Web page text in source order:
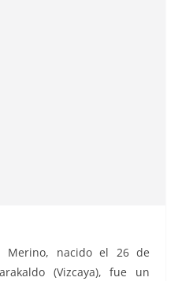
Merino, nacido el 26 de
(Vizcaya), fue un